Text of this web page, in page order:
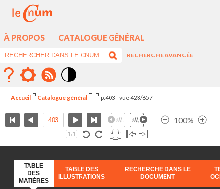
À PROPOS CATALOGUE GÉNÉRAL
RECHERCHE AVANCÉE
élévé
Accueil Catalogue général p.403 - vue 423/657
100%
TABLE
DES
MATIÈRES
TABLE DES
ILLUSTRATIONS
RECHERCHE DANS LE
DOCUMENT